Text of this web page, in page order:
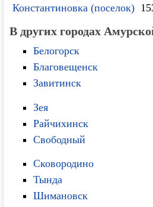
Константиновка (поселок)
В других городах
Белогорск
Благовещенск
Завитинск
Зея
Райчихинск
Свободный
Сковородино
Тында
Шимановск